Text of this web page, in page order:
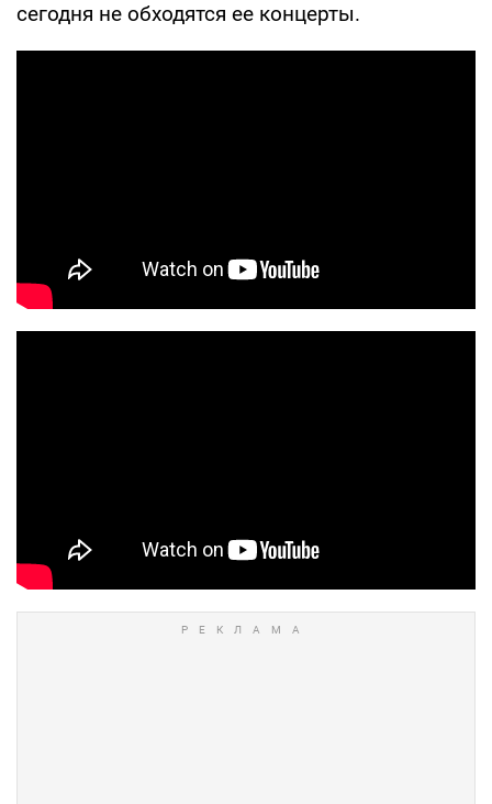
сегодня не обходятся ее концерты.